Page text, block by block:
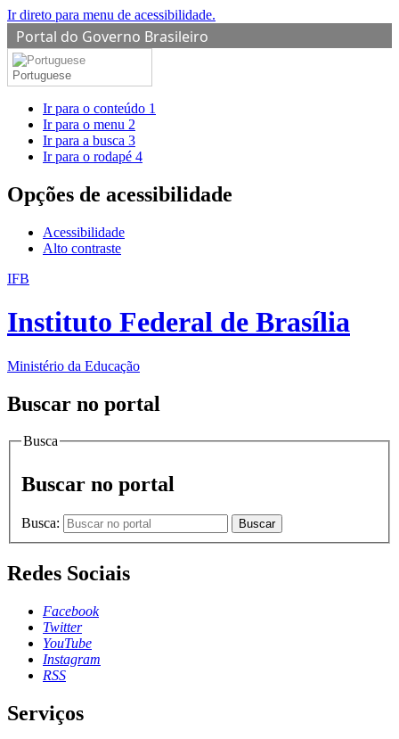
Ir direto para menu de acessibilidade.
Portal do Governo Brasileiro
Portuguese
Ir para o conteúdo 1
Ir para o menu 2
Ir para a busca 3
Ir para o rodapé 4
Opções de acessibilidade
Acessibilidade
Alto contraste
IFB
Instituto Federal de Brasília
Ministério da Educação
Buscar no portal
Busca
Buscar no portal
Busca: Buscar
Redes Sociais
Facebook
Twitter
YouTube
Instagram
RSS
Serviços